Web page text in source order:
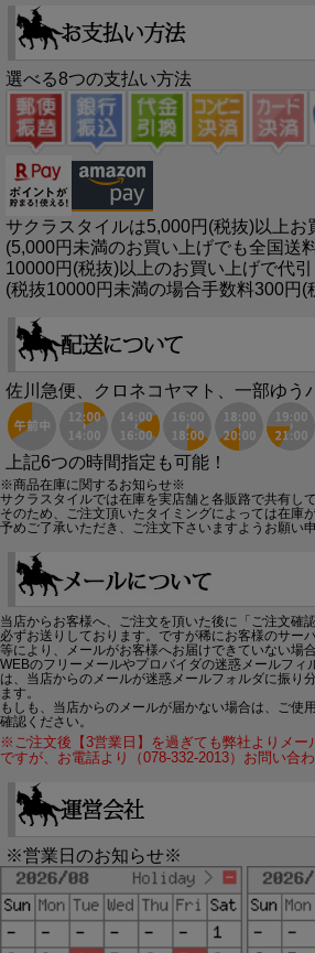
選べる8つの支払い方法
サクラスタイルは5,000円(税抜)以上お
(5,000円未満のお買い上げでも全国送
10000円(税抜)以上のお買い上げで代引
(税抜10000円未満の場合手数料300円(
佐川急便、クロネコヤマト、一部ゆう
上記6つの時間指定も可能！
※商品在庫に関するお知らせ※
サクラスタイルでは在庫を実店舗と各販路で共有して
そのため、ご注文頂いたタイミングによっては在庫
予めご了承いただき、ご注文下さいますようお願い申
当店からお客様へ、ご注文を頂いた後に「ご注文確
必ずお送りしております。ですが稀にお客様のサー
等により、メールがお客様へお届けできていない場
WEBのフリーメールやプロバイダの迷惑メールフィ
は、当店からのメールが迷惑メールフォルダに振り
ます。
もしも、当店からのメールが届かない場合は、ご使
確認ください。
※ご注文後【3営業日】を過ぎても弊社よりメー
ですが、お電話より（078-332-2013）お問い合わ
※営業日のお知らせ※